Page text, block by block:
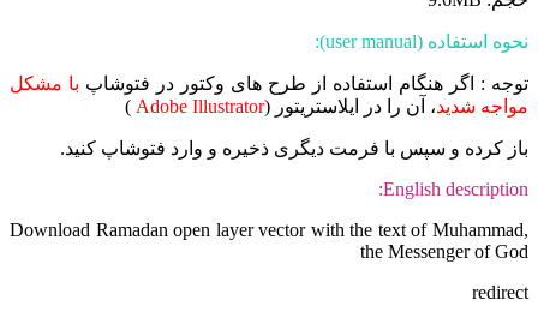
نحوه استفاده (user manual):
توجه : اگر هنگام استفاده از طرح های وکتور در فتوشاپ با مشکل
مواجه شدید، آن را در ایلاستریتور (Adobe Illustrator
)
باز کرده و سپس با فرمت دیگری ذخیره و وارد فتوشاپ کنید.
English description:
Download Ramadan open layer vector with the text of Muhammad,
the Messenger of God
redirect